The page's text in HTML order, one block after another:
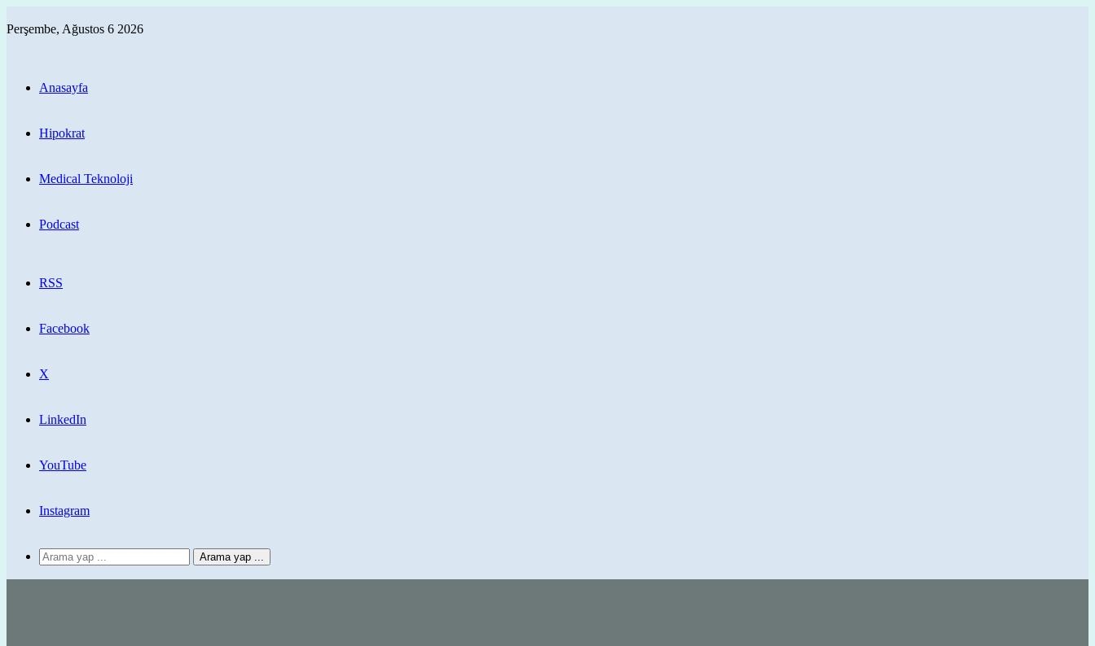
Perşembe, Ağustos 6 2026
Anasayfa
Hipokrat
Medical Teknoloji
Podcast
RSS
Facebook
X
LinkedIn
YouTube
Instagram
Arama yap ...